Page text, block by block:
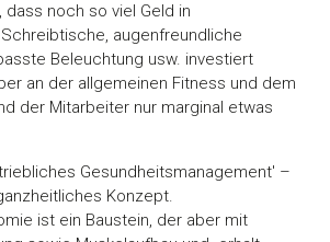
noch so viel Geld in
augenfreundliche
Beleuchtung usw. investiert
an der allgemeinen Fitness und dem
der Mitarbeiter nur marginal etwas
Gesundheitsmanagement' –
Konzept.
ist ein Baustein, der aber mit